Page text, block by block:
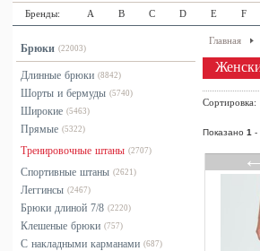
Бренды: A B C D E F
Брюки (22003)
Длинные брюки (8842)
Шорты и бермуды (5740)
Широкие (5463)
Прямые (5322)
Тренировочные штаны (2707)
Спортивные штаны (2621)
Леггинсы (2467)
Брюки длиной 7/8 (2220)
Клешеные брюки (757)
С накладными карманами (687)
Главная
Показано 1 -